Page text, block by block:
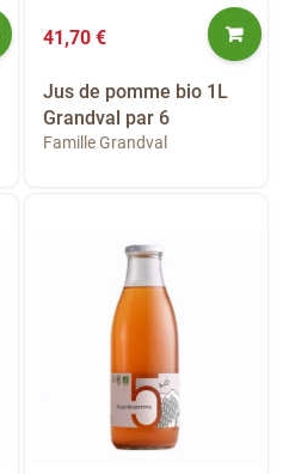
41,70 €
Jus de pomme bio 1L
Grandval par 6
Famille Grandval